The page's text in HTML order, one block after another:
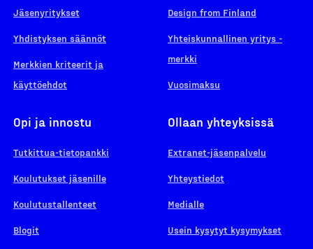
Jäsenyritykset
Yhdistyksen säännöt
Merkkien kriteerit ja
käyttöehdot
Design from Finland
Yhteiskunnallinen yritys -
merkki
Vuosimaksu
Opi ja innostu
Tutkittua-tietopankki
Koulutukset jäsenille
Koulutustallenteet
Blogit
Ollaan yhteyksissä
Extranet-jäsenpalvelu
Yhteystiedot
Medialle
Usein kysytyt kysymykset